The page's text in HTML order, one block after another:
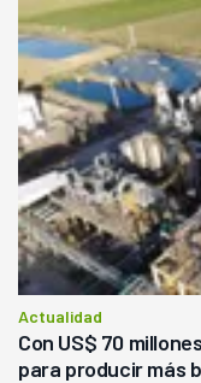
Actualidad
Con US$ 70
para producir más